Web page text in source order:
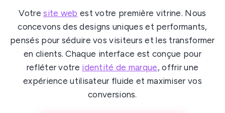
Votresite web est votre première vitrine. Nous
concevons des designs uniques et performants,
pensés pour séduire vos visiteurs et les transformer
en clients. Chaque interface est conçue pour
refléter votre identité de marque, offrir une
expérience utilisateur fluide et maximiser vos
conversions.